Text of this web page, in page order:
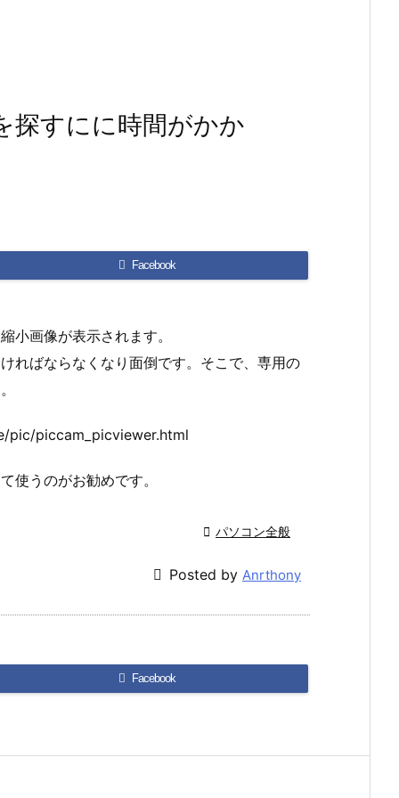
探すにに時間がかか
Facebook
小画像が表示されます。
ればならなくなり面倒です。そこで、専用の
pic/piccam_picviewer.html
使うのがお勧めです。
 パソコン全般
 Posted by Anrthony
Facebook